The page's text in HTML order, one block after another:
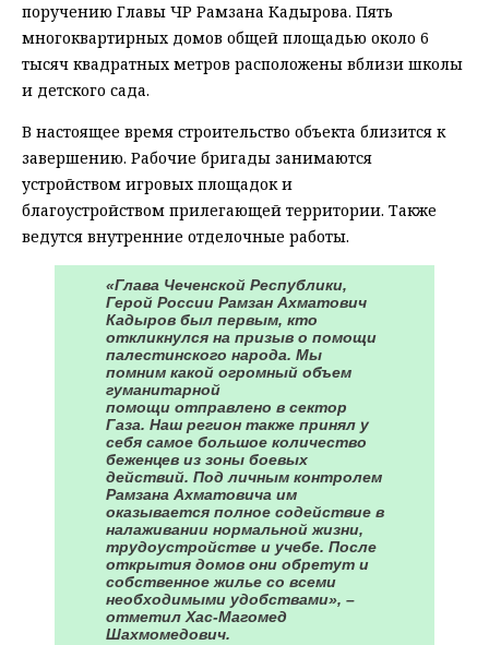
поручению Главы ЧР Рамзана Кадырова. Пять
многоквартирных домов общей площадью около 6
тысяч квадратных метров расположены вблизи школы
и детского сада.
В настоящее время строительство объекта близится к
завершению. Рабочие бригады занимаются
устройством игровых площадок и
благоустройством прилегающей территории. Также
ведутся внутренние отделочные работы.
«Глава Чеченской Республики,
Герой России Рамзан Ахматович
Кадыров был первым, кто
откликнулся на призыв о помощи
палестинского народа. Мы
помним какой огромный объем
гуманитарной
помощи отправлено в сектор
Газа. Наш регион также принял у
себя самое большое количество
беженцев из зоны боевых
действий. Под личным контролем
Рамзана Ахматовича им
оказывается полное содействие в
налаживании нормальной жизни,
трудоустройстве и учебе. После
открытия домов они обретут и
собственное жилье со всеми
необходимыми удобствами», –
отметил Хас-Магомед
Шахмомедович.